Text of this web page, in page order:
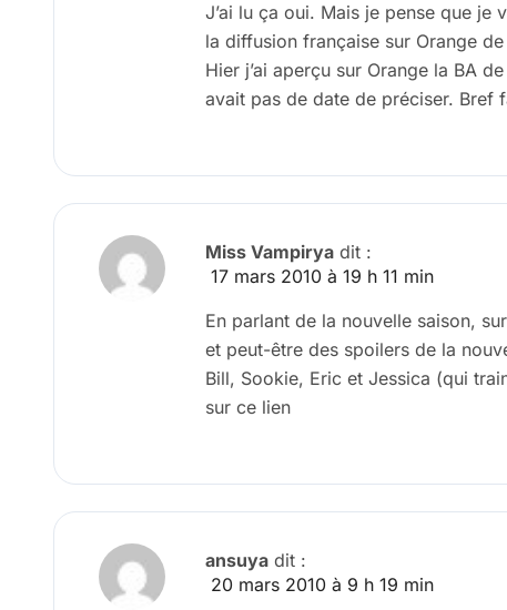
J’ai lu ça oui. Mais je pense que
la diffusion française sur Orange
Hier j’ai aperçu sur Orange la BA
avait pas de date de préciser. Bref
Miss Vampirya dit :
17 mars 2010 à 19 h 11 min
En parlant de la nouvelle saison,
et peut-être des spoilers de la
Bill, Sookie, Eric et Jessica (qui
sur ce lien
ansuya dit :
20 mars 2010 à 9 h 19 min